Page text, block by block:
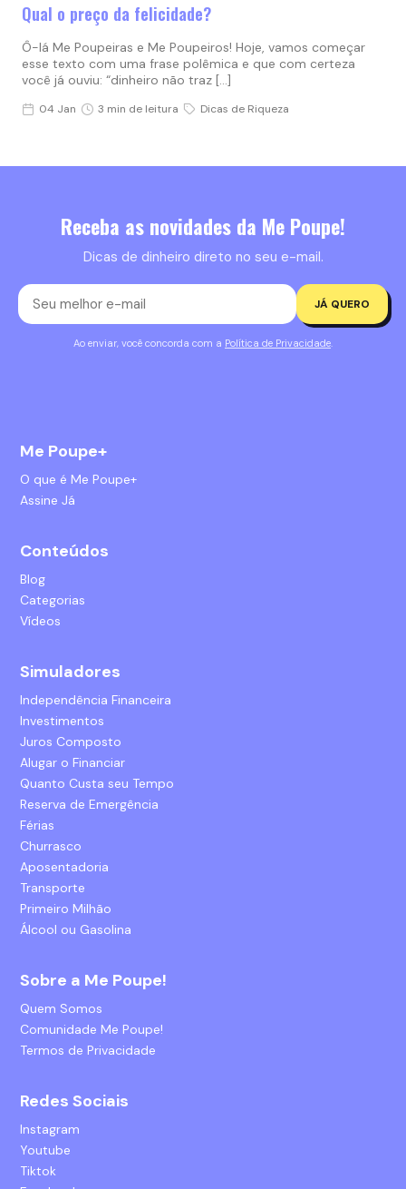
Qual o preço da felicidade?
Ô-lá Me Poupeiras e Me Poupeiros! Hoje, vamos começar
esse texto com uma frase polêmica e que com certeza
você já ouviu: “dinheiro não traz […]
04 Jan 3 min de leitura Dicas de Riqueza
Receba as novidades da Me Poupe!
Dicas de dinheiro direto no seu e-mail.
JÁ QUERO
Ao enviar, você concorda com a Política de Privacidade.
Me Poupe+
O que é Me Poupe+
Assine Já
Conteúdos
Blog
Categorias
Vídeos
Simuladores
Independência Financeira
Investimentos
Juros Composto
Alugar o Financiar
Quanto Custa seu Tempo
Reserva de Emergência
Férias
Churrasco
Aposentadoria
Transporte
Primeiro Milhão
Álcool ou Gasolina
Sobre a Me Poupe!
Quem Somos
Comunidade Me Poupe!
Termos de Privacidade
Redes Sociais
Instagram
Youtube
Tiktok